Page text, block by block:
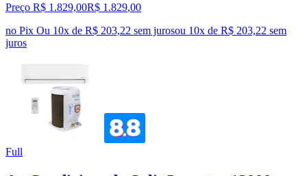
Preço R$ 1.829,00R$ 1.829,00
no Pix Ou 10x de R$ 203,22 sem jurosou 10x de R$ 203,22 sem
juros
Full